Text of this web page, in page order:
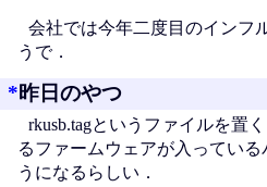
会社では今年二度目のインフ
うで．
*昨日のやつ
rkusb.tagというファイルを置
るファームウェアが入ってい
うになるらしい．